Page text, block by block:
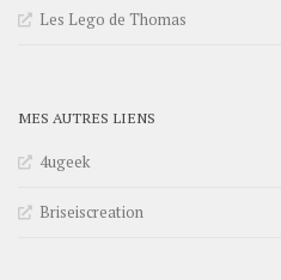
Les Lego de Thomas
MES AUTRES LIENS
4ugeek
Briseiscreation